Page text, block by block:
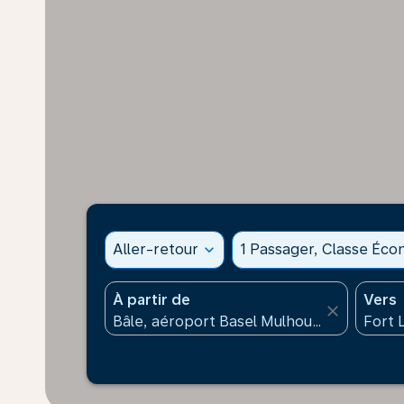
Aller-retour expand_more 1 Passager, Classe
À partir de
close
Vers